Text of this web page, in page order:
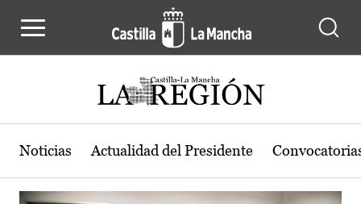
Actualidad de la región de Castilla-
Noticias Actualidad del Presidente